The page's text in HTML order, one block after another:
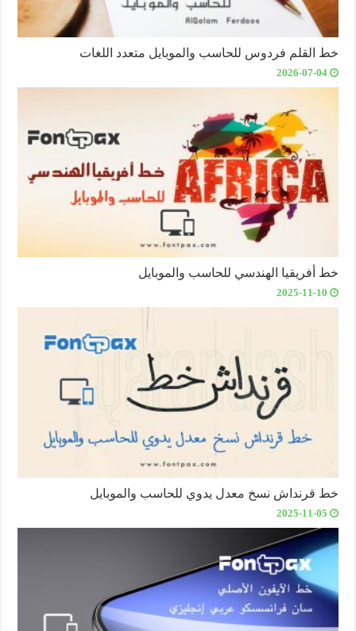
خط القلم فردوس للحاسب والموبايل متعدد اللغات
2026-07-04
خط أفريقيا الهندسي للحاسب والموبايل
2025-11-10
خط قرنداش نسخ معدل يدوي للحاسب والموبايل
2025-11-05